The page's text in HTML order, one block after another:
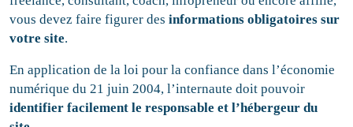
vous devez faire figurer desinformations obligatoires sur
votre site.
En application de la loi pour la confiance dans l’économie
numérique du 21 juin 2004, l’internaute doit pouvoir
identifier facilement le responsable et l’hébergeur du